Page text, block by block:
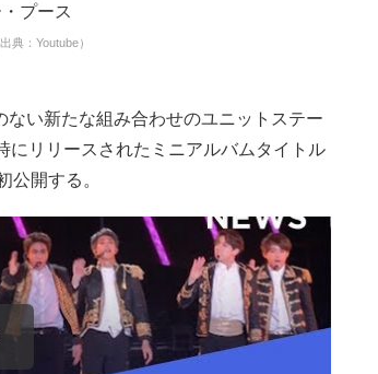
典：Youtube）
い新たな組み合わせのユニットステー
にリリースされたミニアルバムタイトル
公開する。